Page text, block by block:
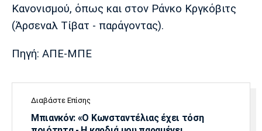
Κανονισμού, όπως και στον Ράνκο Κργκόβιτς
(Άρσεναλ Τίβατ - παράγοντας).
Πηγή: ΑΠΕ-ΜΠΕ
Διαβάστε Επίσης
Μπιανκόν: «Ο Κωνσταντέλιας έχει τόση